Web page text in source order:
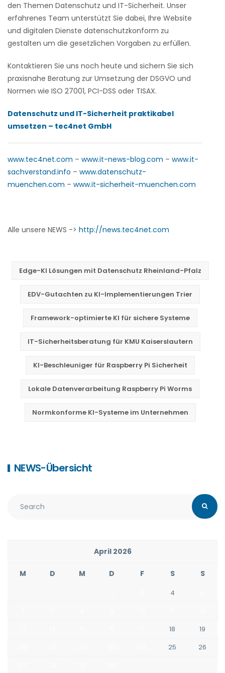
den Themen Datenschutz und IT-Sicherheit. Unser
erfahrenes Team unterstützt Sie dabei, Ihre Website
und digitalen Dienste datenschutzkonform zu
gestalten um die gesetzlichen Vorgaben zu erfüllen.
Kontaktieren Sie uns noch heute und sichern Sie sich
praxisnahe Beratung zur Umsetzung der DSGVO und
Normen wie ISO 27001, PCI-DSS oder TISAX.
Datenschutz und IT-Sicherheit praktikabel
umsetzen – tec4net GmbH
www.tec4net.com – www.it-news-blog.com – www.it-
sachverstand.info – www.datenschutz-
muenchen.com – www.it-sicherheit-muenchen.com
Alle unsere NEWS -> http://news.tec4net.com
Edge-KI Lösungen mit Datenschutz Rheinland-Pfalz
EDV-Gutachten zu KI-Implementierungen Trier
Framework-optimierte KI für sichere Systeme
IT-Sicherheitsberatung für KMU Kaiserslautern
KI-Beschleuniger für Raspberry Pi Sicherheit
Lokale Datenverarbeitung Raspberry Pi Worms
Normkonforme KI-Systeme im Unternehmen
NEWS-Übersicht
April 2026
M D M D F S S
4
18
19
25
26